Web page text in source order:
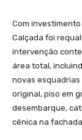
Com
Calçada foi
intervenção
área total,
novas esquadrias
original, piso em
desembarque,
cênica na